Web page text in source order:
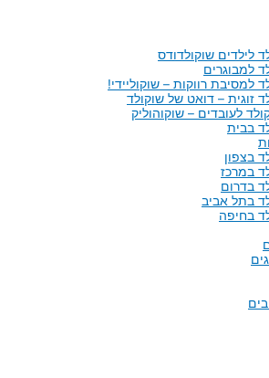
לילדים שוקולדודס
למבוגרים
למסיבת רווקות – שוקוליידי!
זוגית – דואט של שוקולד
לעובדים – שוקוהוליק
בבית
בצפון
במרכז
בדרום
בתל אביב
בחיפה